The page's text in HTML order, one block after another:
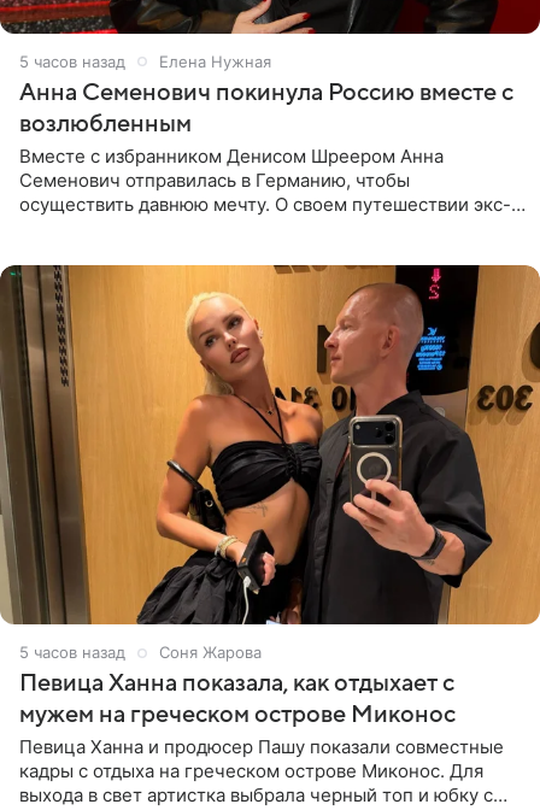
5 часов назад Елена Нужная
Анна Семенович покинула Россию вместе с
возлюбленным
Вместе с избранником Денисом Шреером Анна
Семенович отправилась в Германию, чтобы
осуществить давнюю мечту. О своем путешествии экс-
5 часов назад Соня Жарова
Певица Ханна показала, как отдыхает с
мужем на греческом острове Миконос
Певица Ханна и продюсер Пашу показали совместные
кадры с отдыха на греческом острове Миконос. Для
выхода в свет артистка выбрала черный топ и юбку с